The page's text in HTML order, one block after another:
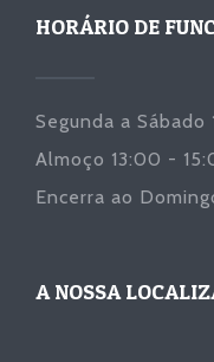
HORÁRIO DE
Segunda a
Almoço 13:00 -
Encerra ao
A NOSSA